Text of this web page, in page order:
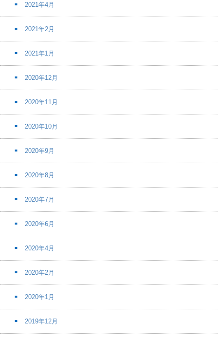
2021年4月
2021年2月
2021年1月
2020年12月
2020年11月
2020年10月
2020年9月
2020年8月
2020年7月
2020年6月
2020年4月
2020年2月
2020年1月
2019年12月